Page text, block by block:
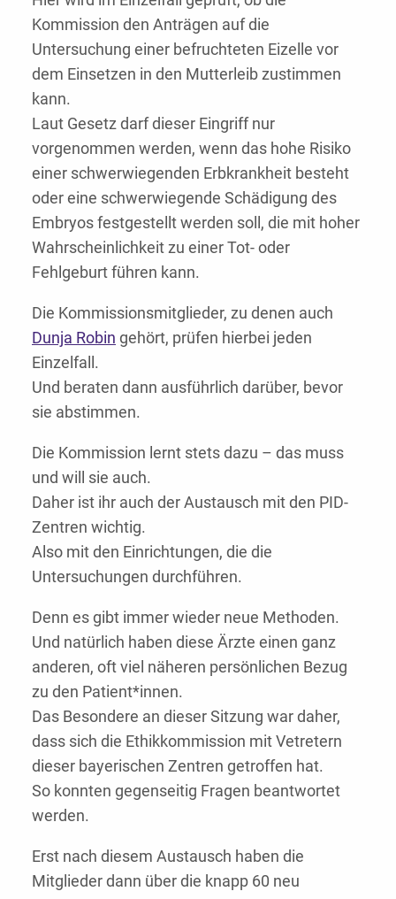
Kommission den Anträgen auf die
Untersuchung einer befruchteten Eizelle vor
dem Einsetzen in den Mutterleib zustimmen
kann.
Laut Gesetz darf dieser Eingriff nur
vorgenommen werden, wenn das hohe Risiko
einer schwerwiegenden Erbkrankheit besteht
oder eine schwerwiegende Schädigung des
Embryos festgestellt werden soll, die mit hoher
Wahrscheinlichkeit zu einer Tot- oder
Fehlgeburt führen kann.
Die Kommissionsmitglieder, zu denen auch
Dunja Robin gehört, prüfen hierbei jeden
Einzelfall.
Und beraten dann ausführlich darüber, bevor
sie abstimmen.
Die Kommission lernt stets dazu – das muss
und will sie auch.
Daher ist ihr auch der Austausch mit den PID-
Zentren wichtig.
Also mit den Einrichtungen, die die
Untersuchungen durchführen.
Denn es gibt immer wieder neue Methoden.
Und natürlich haben diese Ärzte einen ganz
anderen, oft viel näheren persönlichen Bezug
zu den Patient*innen.
Das Besondere an dieser Sitzung war daher,
dass sich die Ethikkommission mit Vetretern
dieser bayerischen Zentren getroffen hat.
So konnten gegenseitig Fragen beantwortet
werden.
Erst nach diesem Austausch haben die
Mitglieder dann über die knapp 60 neu